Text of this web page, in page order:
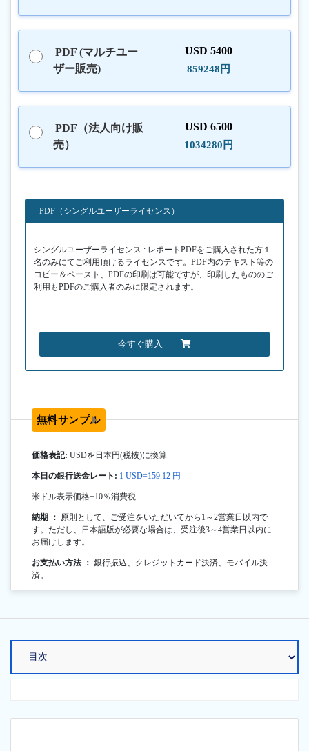
PDF (マルチユー
ザー販売)
USD 5400
859248円
PDF（法人向け販
売）
USD 6500
1034280円
PDF（シングルユーザーライセンス）
シングルユーザーライセンス : レポートPDFをご購入された方１
名のみにてご利用頂けるライセンスです。PDF内のテキスト等の
コピー＆ペースト、PDFの印刷は可能ですが、印刷したもののご
利用もPDFのご購入者のみに限定されます。
今すぐ購入
無料サンプル
価格表記: USDを日本円(税抜)に換算
本日の銀行送金レート: 1 USD=159.12 円
米ドル表示価格+10％消費税.
納期 ： 原則として、ご受注をいただいてから1～2営業日以内で
す。ただし、日本語版が必要な場合は、受注後3～4営業日以内に
お届けします。
お支払い方法 ： 銀行振込、クレジットカード決済、モバイル決
済。